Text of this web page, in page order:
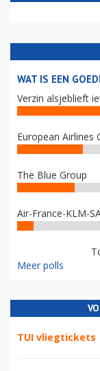
WAT IS EEN
Verzin alsjeblieft
European Airlines
The Blue Group
Air-France-KLM-
Meer polls
TUI vliegtickets